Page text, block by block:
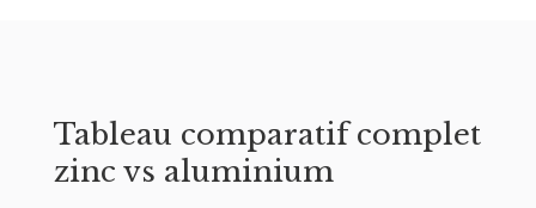
Tableau comparatif complet
zinc vs aluminium